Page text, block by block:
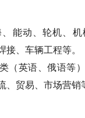
能动、轮机、
、车辆工程等。
（英语、俄语等
贸易、市场营销